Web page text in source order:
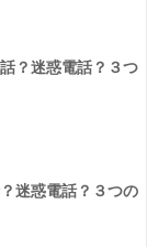
？迷惑電話？３つ
迷惑電話？３つの